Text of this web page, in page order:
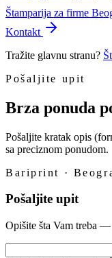
Štamparija za firme
Kontakt
Tražite glavnu stranu?
Pošaljite upit
Brza ponuda
Pošaljite kratak opis
sa preciznom ponudom.
Bariprint ·
Pošaljite upit
Opišite šta Vam treba